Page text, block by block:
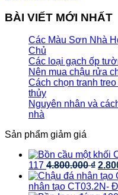
BÀI VIẾT MỚI NHẤT
Các Màu Sơn Nhà
Chủ
Các loại gạch ốp
Nên mua chậu rửa
Cách chọn tranh
thủy
Nguyên nhân và
nhà
Sản phẩm giảm giá
117 4.800.000₫ Giá
gốc
là:
nhân tạo CT03.2N-